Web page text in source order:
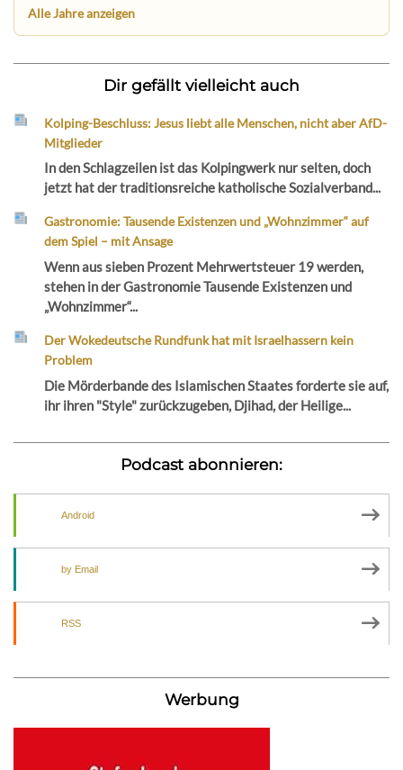
Alle Jahre anzeigen
Dir gefällt vielleicht auch
Kolping-Beschluss: Jesus liebt alle Menschen, nicht aber AfD-
Mitglieder
In den Schlagzeilen ist das Kolpingwerk nur selten, doch
jetzt hat der traditionsreiche katholische Sozialverband...
Gastronomie: Tausende Existenzen und „Wohnzimmer“ auf
dem Spiel – mit Ansage
Wenn aus sieben Prozent Mehrwertsteuer 19 werden,
stehen in der Gastronomie Tausende Existenzen und
„Wohnzimmer“...
Der Wokedeutsche Rundfunk hat mit Israelhassern kein
Problem
Die Mörderbande des Islamischen Staates forderte sie auf,
ihr ihren "Style" zurückzugeben, Djihad, der Heilige...
Podcast abonnieren:
Android
by Email
RSS
Werbung